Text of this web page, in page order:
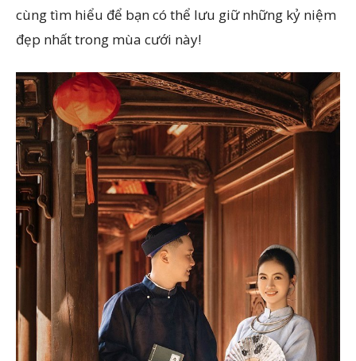
cùng tìm hiểu để bạn có thể lưu giữ những kỷ niệm
đẹp nhất trong mùa cưới này!